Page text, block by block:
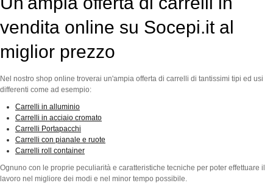
vendita online su Socepi.it al
miglior prezzo
Nel nostro shop online troverai un'ampia offerta di carrelli di tantissimi tipi ed usi
differenti come ad esempio:
Carrelli in alluminio
Carrelli in acciaio cromato
Carrelli Portapacchi
Carrelli con pianale e ruote
Carrelli roll container
Ognuno con le proprie peculiarità e caratteristiche tecniche per poter effettuare il
lavoro nel migliore dei modi e nel minor tempo possibile.